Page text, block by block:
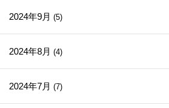
2024年9月 (5)
2024年8月 (4)
2024年7月 (7)